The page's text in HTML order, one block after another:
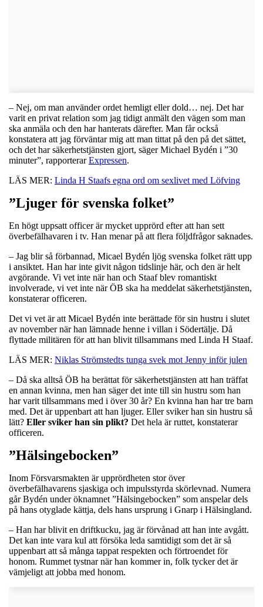
– Nej, om man använder ordet hemligt eller dold… nej. Det har
varit en privat relation som jag tidigt anmält den vägen som man
ska anmäla och den har hanterats därefter. Man får också
konstatera att jag förväntar mig att man tittat på den på det sättet,
och det har säkerhetstjänsten gjort, säger Michael Bydén i ”30
minuter”, rapporterarExpressen.
LÄS MER: Linda H Staafs egna ord om sexlivet med Löfving
”Ljuger för svenska folket”
En högt uppsatt officer är mycket upprörd efter att han sett
överbefälhavaren i tv. Han menar på att flera följdfrågor saknades.
– Jag blir så förbannad, Micael Bydén ljög svenska folket rätt upp
i ansiktet. Han har inte givit någon tidslinje här, och den är helt
avgörande. Vi vet inte när han och Staaf blev romantiskt
involverade, vi vet inte när ÖB ska ha meddelat säkerhetstjänsten,
konstaterar officeren.
Det vi vet är att Micael Bydén inte berättade för sin hustru i slutet
av november när han lämnade henne i villan i Södertälje. Då
flyttade militären för att han blivit tillsammans med Linda H Staaf.
LÄS MER: Niklas Strömstedts tunga svek mot Jenny inför julen
– Då ska alltså ÖB ha berättat för säkerhetstjänsten att han träffat
en annan kvinna, men han säger det inte till sin hustru som han
har varit tillsammans med i över 30 år? En kvinna han har tre barn
med. Det är uppenbart att han ljuger. Eller sviker han sin hustru så
lätt? Eller sviker han sin plikt? Det hela är ruttet, konstaterar
officeren.
”Hälsingebocken”
Inom Försvarsmakten är upprördheten stor över
överbefälhavarens sjaskiga och impulsstyrda skörlevnad. Numera
går Bydén under öknamnet ”Hälsingebocken” som anspelar dels
på hans otyglade kättja, dels hans ursprung i Gnarp i Hälsingland.
– Han har blivit en driftkucku, jag är förvånad att han inte avgått.
Det kan inte vara kul att försöka leda samtidigt som det är så
uppenbart att så många tappat respekten och förtroendet för
honom. Rummet tystnar när han kommer in, folk tycker det är
vämjeligt att jobba med honom.